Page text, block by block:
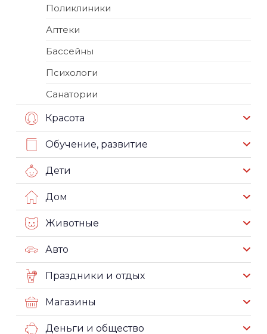
Поликлиники
Аптеки
Бассейны
Психологи
Санатории
Красота
Обучение, развитие
Дети
Дом
Животные
Авто
Праздники и отдых
Магазины
Деньги и общество